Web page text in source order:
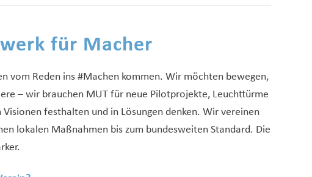
für Macher
vom Reden ins #Machen kommen. Wir möchten bewegen,
– wir brauchen MUT für neue Pilotprojekte, Leuchttürme
festhalten und in Lösungen denken. Wir vereinen
lokalen Maßnahmen bis zum bundesweiten Standard. Die